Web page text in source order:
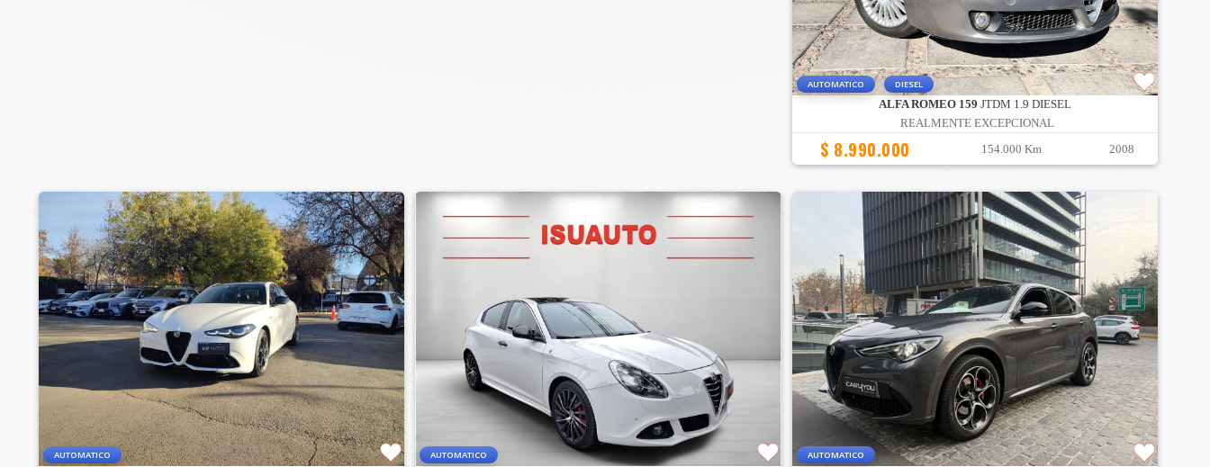
AUTOMATICO DIESEL
ALFA ROMEO 159 JTDM 1.9 DIESEL
REALMENTE EXCEPCIONAL
$ 8.990.000 154.000 Km 2008
AUTOMATICO AUTOMATICO AUTOMATICO